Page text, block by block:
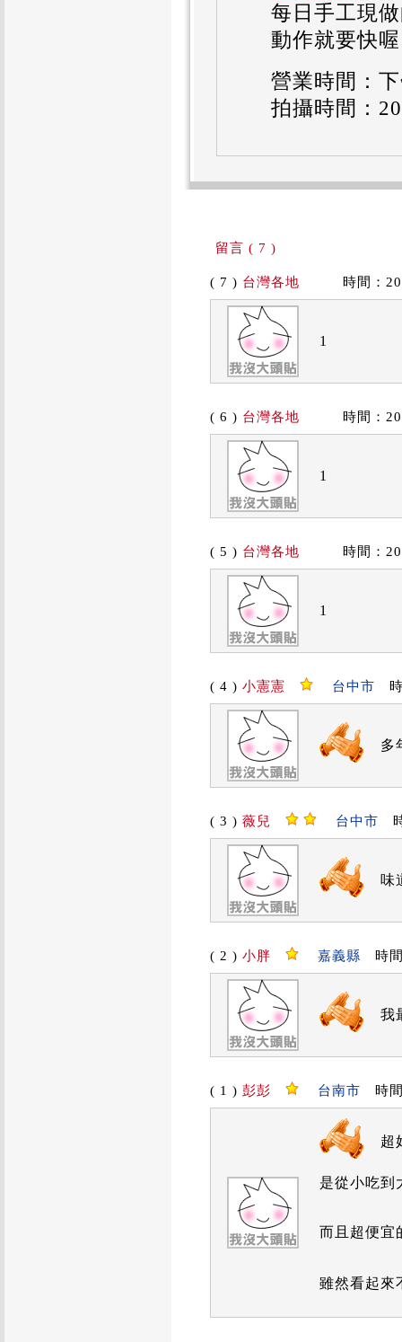
每日手工現
動作就要快
營業時間：
拍攝時間：
留言 ( 7 )
( 7 ) 台灣各地 時間：
1
( 6 ) 台灣各地 時間：
1
( 5 ) 台灣各地 時間：
1
( 4 ) 小憲憲 台中市 時
多
( 3 ) 薇兒 台中市
味
( 2 ) 小胖 嘉義縣 時間
我
( 1 ) 彭彭 台南市 時間
超
是從小吃到
而且超便
雖然看起來